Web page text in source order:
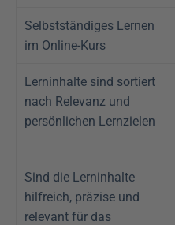
Selbstständiges Lernen
im Online-Kurs
Lerninhalte sind sortiert
nach Relevanz und
persönlichen Lernzielen
Sind die Lerninhalte
hilfreich, präzise und
relevant für das